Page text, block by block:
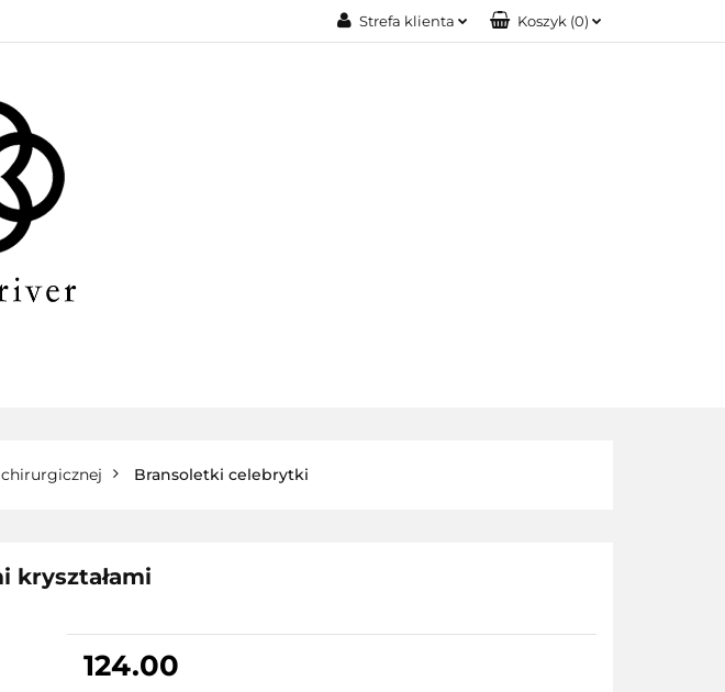
Strefa klienta Koszyk (0)
Bransoletki celebrytki
kryształami
124.00